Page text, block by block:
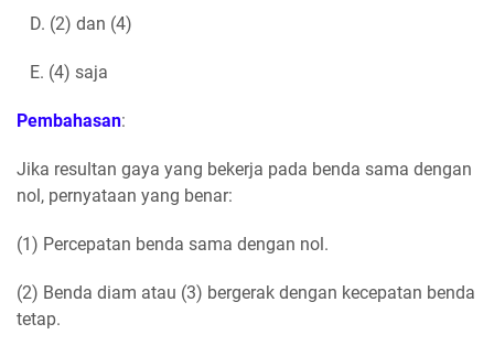
D. (2) dan (4)
E. (4) saja
Pembahasan:
Jika resultan gaya yang bekerja pada benda sama dengan
nol, pernyataan yang benar:
(1) Percepatan benda sama dengan nol.
(2) Benda diam atau (3) bergerak dengan kecepatan benda
tetap.